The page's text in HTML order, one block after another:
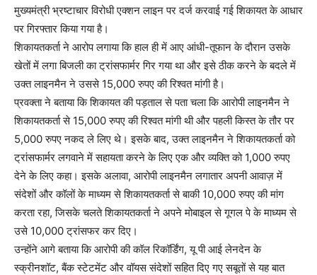
मुख्यमंत्री भ्रष्टाचार विरोधी एक्शन लाइन पर दर्ज करवाई गई शिकायत के आधार
पर गिरफ्तार किया गया है।
शिकायतकर्ता ने आरोप लगाया कि हाल ही में आए आंधी-तूफान के दौरान उसके
खेतों में लगा बिजली का ट्रांसफार्मर गिर गया था और इसे ठीक करने के बदले में
उक्त लाइनमैन ने उससे 15,000 रुपए की रिश्वत मांगी है।
प्रवक्ता ने बताया कि शिकायत की पड़ताल से पता चला कि आरोपी लाइनमैन ने
शिकायतकर्ता से 15,000 रुपए की रिश्वत मांगी थी और पहली किस्त के तौर पर
5,000 रुपए नकद ले लिए थे। इसके बाद, उक्त लाइनमैन ने शिकायतकर्ता को
ट्रांसफार्मर लगवाने में सहायता करने के लिए एक और व्यक्ति को 1,000 रुपए
देने के लिए कहा। इसके अलावा, आरोपी लाइनमैन लगातार अपनी आवाज़ में
संदेशों और कॉलों के माध्यम से शिकायतकर्ता से बाकी 10,000 रुपए की मांग
करता रहा, जिसके चलते शिकायतकर्ता ने अपने मोबाइल से गूगल पे के माध्यम से
उसे 10,000 ट्रांसफर कर दिए।
उन्होंने आगे बताया कि आरोपी की कॉल रिकॉर्डिंग, यू पी आई लेनदेन के
स्क्रीनशॉट, बैंक स्टेटमेंट और वॉयस संदेशों सहित दिए गए सबूतों से यह बात